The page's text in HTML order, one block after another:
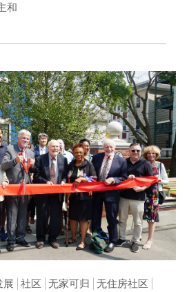
和
展 社区 无家可归 无住房社区